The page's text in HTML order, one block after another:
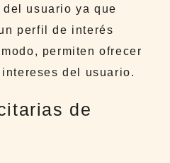
usuario ya que
perfil de interés
permiten ofrecer
del usuario.
de